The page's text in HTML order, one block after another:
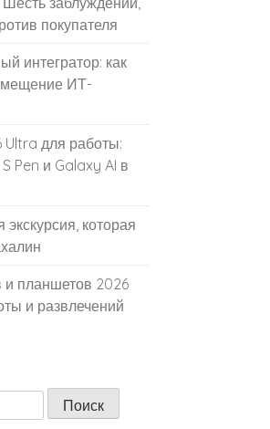
покупателя
интегратор: как
ИТ-
Ultra для работы:
Pen и Galaxy AI в
которая
и планшетов 2026
и развлечений